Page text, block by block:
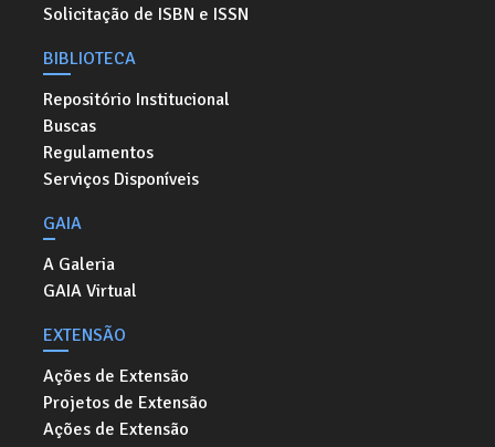
Solicitação de ISBN e ISSN
BIBLIOTECA
Repositório Institucional
Buscas
Regulamentos
Serviços Disponíveis
GAIA
A Galeria
GAIA Virtual
EXTENSÃO
Ações de Extensão
Projetos de Extensão
Ações de Extensão